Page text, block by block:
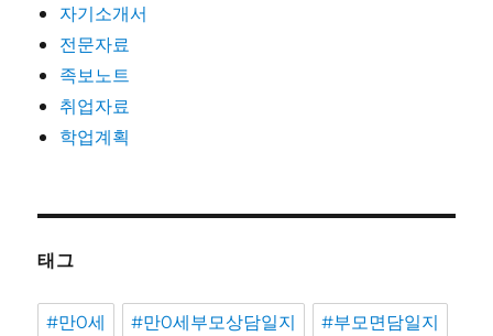
자기소개서
전문자료
족보노트
취업자료
학업계획
태그
#만0세 #만0세부모상담일지 #부모면담일지